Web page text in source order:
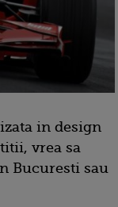
in design
vrea sa
Bucuresti sau